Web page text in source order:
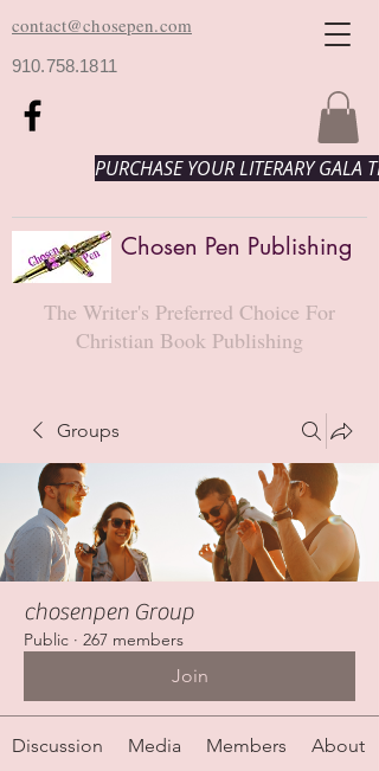
contact@chosepen.com
910.758.1811
PURCHASE YOUR LITERARY GALA
Chosen Pen Publishing
The Writer's Preferred Choice For
Christian Book Publishing
Groups
chosenpen Group
Public · 267 members
Join
Discussion Media Members About